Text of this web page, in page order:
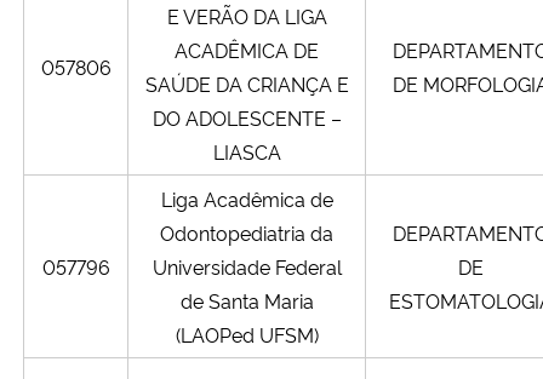
057806
E VERÃO DA LIGA
ACADÊMICA DE
SAÚDE DA CRIANÇA E
DO ADOLESCENTE –
LIASCA
DE
057796
Liga Acadêmica de
Odontopediatria da
Universidade Federal
de Santa Maria
(LAOPed UFSM)
DE